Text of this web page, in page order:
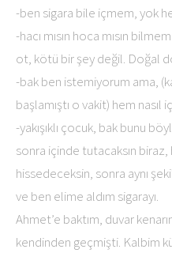
-ben sigara bile içmem, yok
-hacı mısın hoca mısın
ot, kötü bir şey değil. Doğal
-bak ben istemiyorum ama,
başlamıştı o vakit) hem nasıl
-yakışıklı çocuk, bak bunu
sonra içinde tutacaksın
hissedeceksin, sonra aynı
ve ben elime aldım sigarayı.
Ahmet’e baktım, duvar
kendinden geçmişti. Kalbim